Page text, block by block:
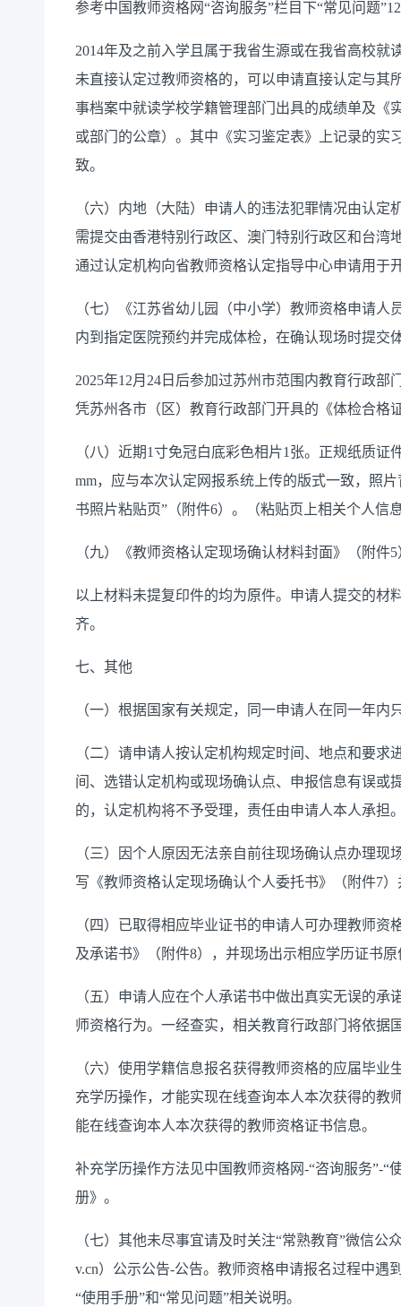
参考中国教师资格网“咨询服务”栏目下“常见问题”12
2014年及之前入学且属于我省生源或在我省高校就
未直接认定过教师资格的，可以申请直接认定与其
事档案中就读学校学籍管理部门出具的成绩单及《
或部门的公章）。其中《实习鉴定表》上记录的实
致。
（六）内地（大陆）申请人的违法犯罪情况由认
需提交由香港特别行政区、澳门特别行政区和台湾
通过认定机构向省教师资格认定指导中心申请用于
（七）《江苏省幼儿园（中小学）教师资格申请人
内到指定医院预约并完成体检， 在确认现场时提交
2025年1 2月 24 日后参加过苏州市范围内教育行政部
凭苏州各市（区）教育行政部门开具的《体检合格
（八）近期1寸免冠白底彩色相片1 张。正规纸质证
mm，应与本次认定网报系统上传的版式一致， 照
书照片粘贴页”（附件6）。（粘贴页上相关个人信
（九）《教师资格认定现场确认材料封面》（附件5
以上材料未提复印件的均为原件。申请人提交的材
齐。
七、其他
（一）根据国家有关规定，同一申请人在同一年内
（二）请申请人按认定机构规定时间、地点和要
间、选错认定机构或现场确认点、申报信息有误或
的，认定机构将不予受理，责任由申请人本人承担
（三）因个人原因无法亲自前往现场确认点办理现
写《教师资格认定现场确认个人委托书》（附件7）
（四） 已取得相应毕业证书的申请人可办理教师资
及承诺书》（附件8），并现场出示相应学历证书原
（五）申请人应在个人承诺书中做出真实无误的承
师资格行为。一经查实，相关教育行政部门将依据
（六）使用学籍信息报名获得教师资格的应届毕业
充学历操作，才能实现在线查询本人本次获得的教
能在线查询本人本次获得的教师资格证书信息。
补充学历操作方法见中国教师资格网-“咨询服务”-“
册》。
（七）其他未尽事宜请及时关注“常熟教育”微信公
v.cn）公示公告-公告。教师资格申请报名过程中遇
“使用手册”和“常见问题”相关说明。